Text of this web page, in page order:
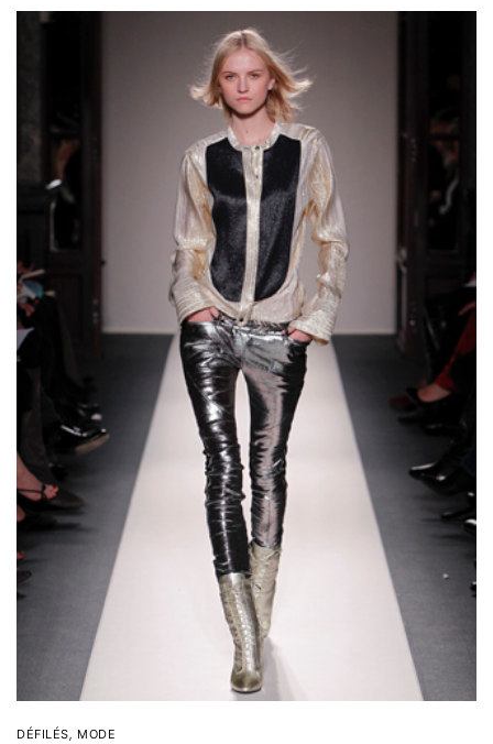
DÉFILÉS, MODE